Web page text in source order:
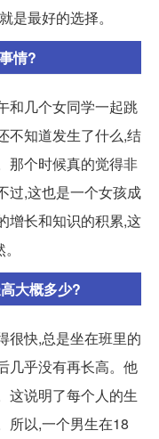
是最好的选择。
情?
和几个女同学一起跳
不知道发生了什么,结
那个时候真的觉得非
过,这也是一个女孩成
增长和知识的积累,这
大概多少?
很快,总是坐在班里的
几乎没有再长高。他
这说明了每个人的生
所以,一个男生在18